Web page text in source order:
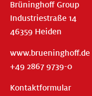
Brüninghoff Group
Industriestraße 14
46359 Heiden
www.brueninghoff.de
+49 2867 9739-0
Kontaktformular